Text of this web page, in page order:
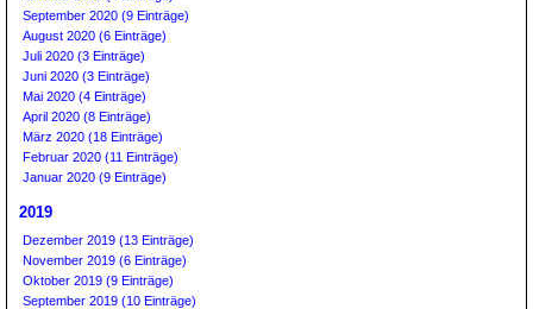
September 2020 (9 Einträge)
August 2020 (6 Einträge)
Juli 2020 (3 Einträge)
Juni 2020 (3 Einträge)
Mai 2020 (4 Einträge)
April 2020 (8 Einträge)
März 2020 (18 Einträge)
Februar 2020 (11 Einträge)
Januar 2020 (9 Einträge)
2019
Dezember 2019 (13 Einträge)
November 2019 (6 Einträge)
Oktober 2019 (9 Einträge)
September 2019 (10 Einträge)